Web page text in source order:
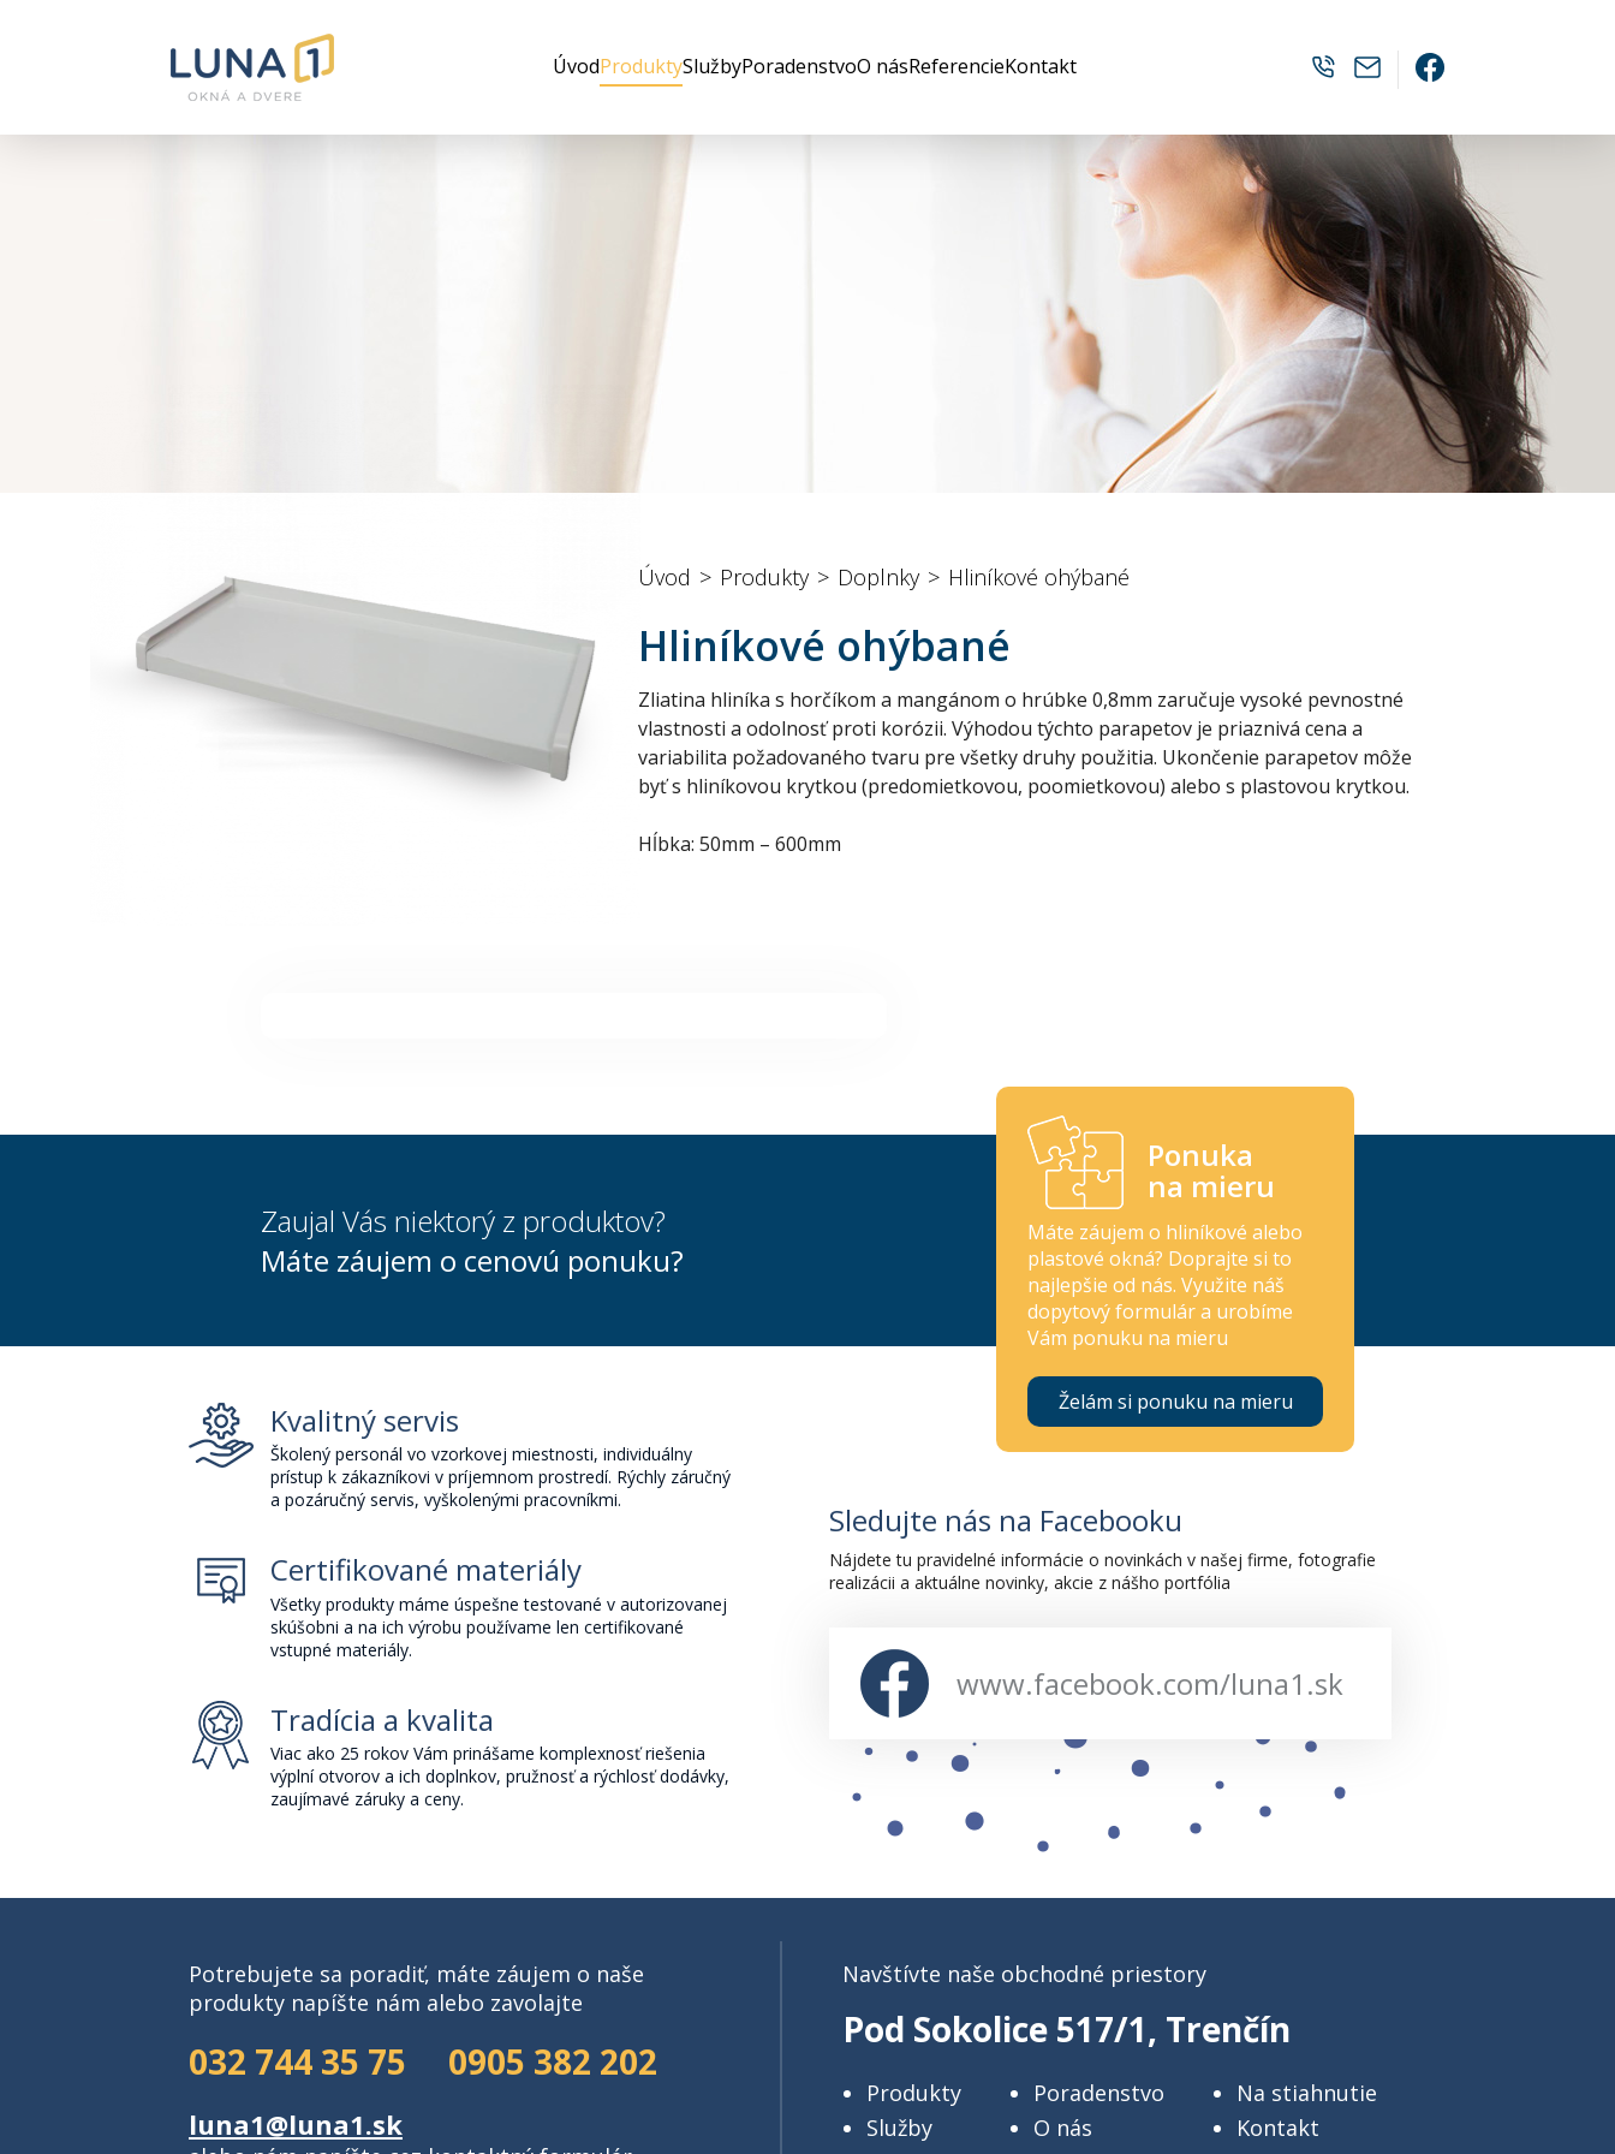
ÚvodProduktySlužbyPoradenstvoO násReferencieKontakt 0905 382 202
luna1@luna1.sk
Úvod Produkty Doplnky Hliníkové ohýbané
Hliníkové ohýbané
Zliatina hliníka s horčíkom a mangánom o hrúbke 0,8mm zaručuje vysoké pevnostné
vlastnosti a odolnosť proti korózii. Výhodou týchto parapetov je priaznivá cena a
variabilita požadovaného tvaru pre všetky druhy použitia. Ukončenie parapetov môže
byť s hliníkovou krytkou (predomietkovou, poomietkovou) alebo s plastovou krytkou.
Hĺbka: 50mm – 600mm
Zaujal Vás niektorý z produktov?
Máte záujem o cenovú ponuku?
Ponuka
na mieru
Máte záujem o hliníkové alebo
plastové okná? Doprajte si to
najlepšie od nás. Využite náš
dopytový formulár a urobíme
Vám ponuku na mieru
Želám si ponuku na mieru
Kvalitný servis
Školený personál vo vzorkovej miestnosti, individuálny
prístup k zákazníkovi v príjemnom prostredí. Rýchly záručný
a pozáručný servis, vyškolenými pracovníkmi.
Certifikované materiály
Všetky produkty máme úspešne testované v autorizovanej
skúšobni a na ich výrobu používame len certifikované
vstupné materiály.
Tradícia a kvalita
Viac ako 25 rokov Vám prinášame komplexnosť riešenia
výplní otvorov a ich doplnkov, pružnosť a rýchlosť dodávky,
zaujímavé záruky a ceny.
Sledujte nás na Facebooku
Nájdete tu pravidelné informácie o novinkách v našej firme, fotografie
realizácii a aktuálne novinky, akcie z nášho portfólia
www.facebook.com/luna1.sk
Potrebujete sa poradiť, máte záujem o naše
produkty napíšte nám alebo zavolajte
032 744 35 75 0905 382 202
luna1@luna1.sk
Navštívte naše obchodné priestory
Pod Sokolice 517/1, Trenčín
Produkty
Služby
Poradenstvo
O nás
Na stiahnutie
Kontakt